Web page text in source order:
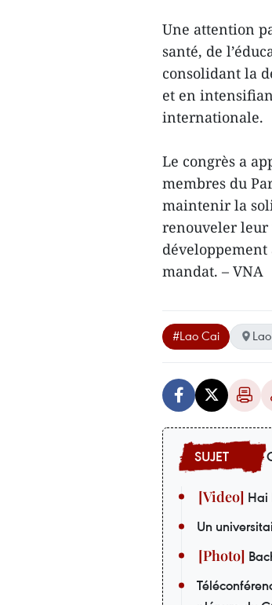
Une attention
santé, de
consolidant la
et en
internationale.
Le congrès a
membres du
maintenir la
renouveler leur
développement
mandat. – VNA
#Lao Cai
Hai
Un